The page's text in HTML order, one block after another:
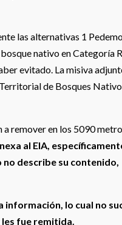
las alternativas 1
nativo en Categoría
evitado. La misiva
de Bosques
remover en los 5090
al EIA,
describe su contenido,
información, lo cual no
fue remitida.